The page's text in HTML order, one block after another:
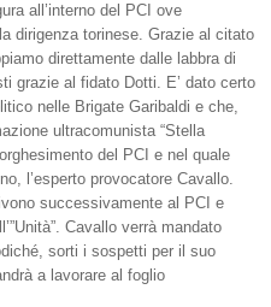
all’interno del PCI ove
dirigenza torinese. Grazie al citato
direttamente dalle labbra di
grazie al fidato Dotti. E’ dato certo
nelle Brigate Garibaldi e che,
ultracomunista “Stella
del PCI e nel quale
l’esperto provocatore Cavallo.
successivamente al PCI e
Cavallo verrà mandato
sorti i sospetti per il suo
a lavorare al foglio